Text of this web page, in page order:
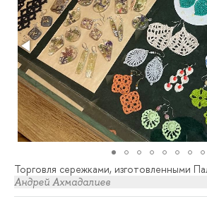
Торговля сережками, изготовленными
Андрей Ахмадалиев